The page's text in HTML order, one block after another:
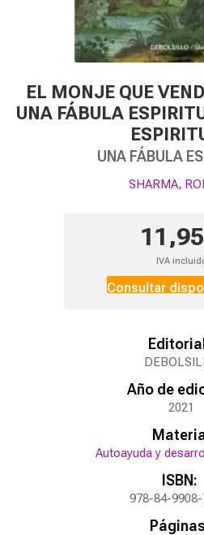
EL MONJE QUE
UNA FÁBULA
UNA FÁBULA
SHARMA,
IVA
Consultar
Año de
2021
Autoayuda y
ISBN:
978-84-